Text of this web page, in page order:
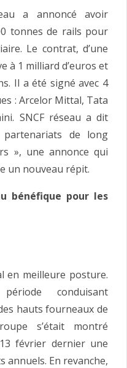
a annoncé avoir
tonnes de rails pour
Le contrat, d’une
à 1 milliard d’euros et
Il a été signé avec 4
: Arcelor Mittal, Tata
SNCF réseau a dit
de long
», une annonce qui
un nouveau répit.
bénéfique pour les
en meilleure posture.
conduisant
hauts fourneaux de
s’était montré
février dernier une
annuels. En revanche,